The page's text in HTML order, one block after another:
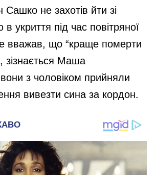
Сашко не захотів йти зі
укриття під час повітряної
вважав, що “краще померти
зізнається Маша
з чоловіком прийняли
вивезти сина за кордон.